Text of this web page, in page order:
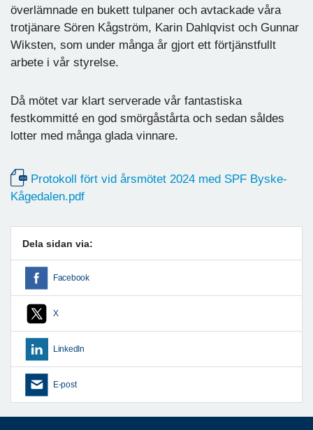
överlämnade en bukett tulpaner och avtackade våra
trotjänare Sören Kågström, Karin Dahlqvist och Gunnar
Wiksten, som under många år gjort ett förtjänstfullt
arbete i vår styrelse.
Då mötet var klart serverade vår fantastiska
festkommitté en god smörgåstårta och sedan såldes
lotter med många glada vinnare.
Protokoll fört vid årsmötet 2024 med SPF Byske-
Kågedalen.pdf
Dela sidan via:
Facebook
X
LinkedIn
E-post